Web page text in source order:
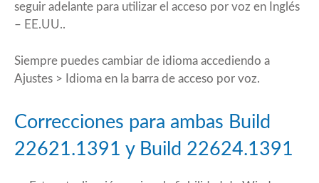
seguir adelante para utilizar el acceso por voz en Inglés
– EE.UU..
Siempre puedes cambiar de idioma accediendo a
Ajustes > Idioma en la barra de acceso por voz.
Correcciones para ambas Build
22621.1391 y Build 22624.1391